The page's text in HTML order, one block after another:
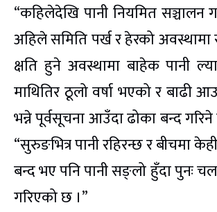
“कहिलेदेखि पानी नियमित सञ्चालन
अहिले समिति पर्ख र हेरको
क्षति हुने अवस्थामा बाहेक पानी
माथितिर ठूलो वर्षा भएको र बाढी
भन्ने पूर्वसूचना आउँदा ढोका बन्द
“सुरुङभित्र पानी रहिरन्छ र बीचमा
बन्द भए पनि पानी सङ्लो हुँदा पुनः
गरिएको छ ।”